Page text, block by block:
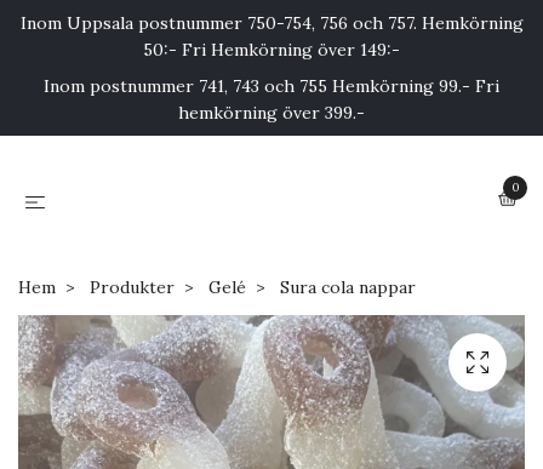
Inom Uppsala postnummer 750-754, 756 och 757. Hemkörning
50:- Fri Hemkörning över 149:-
Inom postnummer 741, 743 och 755 Hemkörning 99.- Fri
hemkörning över 399.-
0
Hem Produkter Gelé Sura cola nappar